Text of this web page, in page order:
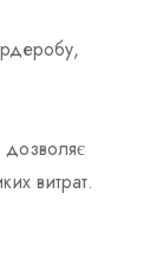
витрат.